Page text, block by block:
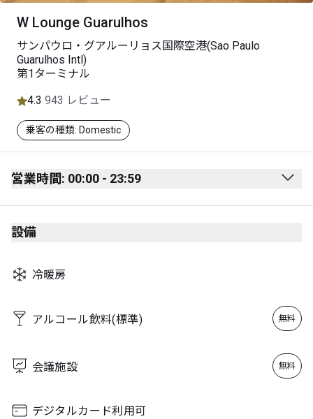
W Lounge Guarulhos
サンパウロ・グアルーリョス国際空港(Sao Paulo
Guarulhos Intl)
第1ターミナル
4.3 943 レビュー
乗客の種類: Domestic
営業時間: 00:00 - 23:59
Monday 00:00 - 23:59
Tuesday
Thursday
Friday 00:00 - 23:59
Sunday 00:00 - 23:59
設備
冷暖房
アルコール飲料(標準) 無料
会議施設 無料
デジタルカード利用可